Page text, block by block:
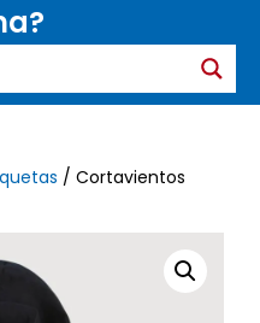
/ Cortavientos